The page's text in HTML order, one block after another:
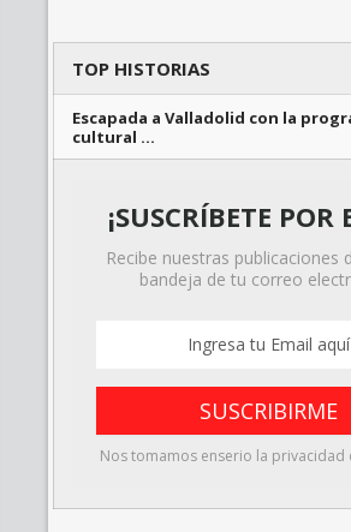
TOP HISTORIAS
Escapada a Valladolid con la
cultural …
¡SUSCRÍBETE POR
Recibe nuestras publicaciones
bandeja de tu correo
Nos tomamos enserio la privacidad